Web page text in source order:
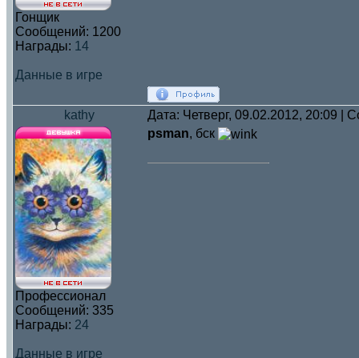
Гонщик
Сообщений: 1200
Награды: 14
Данные в игре
kathy Дата: Четверг, 09.02.2012, 20:09 |
Профессионал
Сообщений: 335
Награды: 24
Данные в игре
psman, бск